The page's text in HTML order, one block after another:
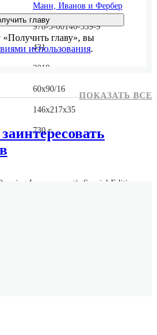
Манн, Иванов и Фербер
978-5-00146-339-9
431
2019
60x90/16
146x217x35
730 г.
Improvement): Special Edition
главу
главу», вы
использования.
ПОКАЗАТЬ ВСЕ